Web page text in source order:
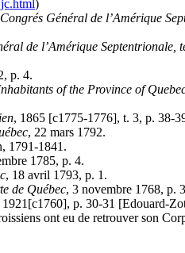
)
Général de l’Amérique
de l’Amérique Septentrionale,
p. 4.
of the Province of
, 1865 [c1775-1776], t. 3, p. 38-
, 22 mars 1792.
1791-1841.
1785, p. 4.
, 18 avril 1793, p. 1.
de Québec, 3 novembre 1768, p.
p. 30-31 [Edouard-
ont eu de retrouver son